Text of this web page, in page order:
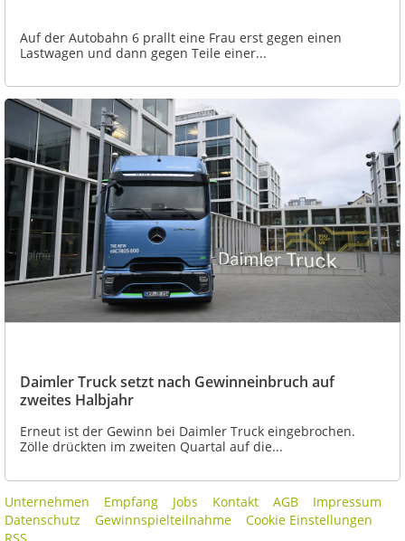
Auf der Autobahn 6 prallt eine Frau erst gegen einen
Lastwagen und dann gegen Teile einer...
Daimler Truck setzt nach Gewinneinbruch auf
zweites Halbjahr
Erneut ist der Gewinn bei Daimler Truck eingebrochen.
Zölle drückten im zweiten Quartal auf die...
Unternehmen Empfang Jobs Kontakt AGB
Impressum
Datenschutz
Gewinnspielteilnahme
Cookie Einstellungen